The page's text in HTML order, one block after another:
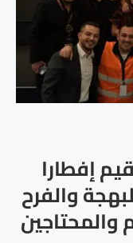
إفطارا
والفرح
والمحتاجين